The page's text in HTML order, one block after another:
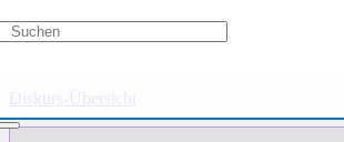
Gesellschaft